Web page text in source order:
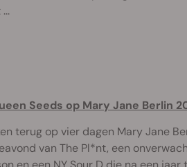
Seeds op Mary Jane Berlin
terug op vier dagen Mary Jane
van The Pl*nt, een